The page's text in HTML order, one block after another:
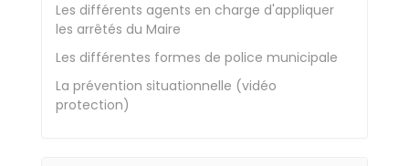
Les différents agents en charge d'appliquer
les arrêtés du Maire
Les différentes formes de police municipale
La prévention situationnelle (vidéo
protection)